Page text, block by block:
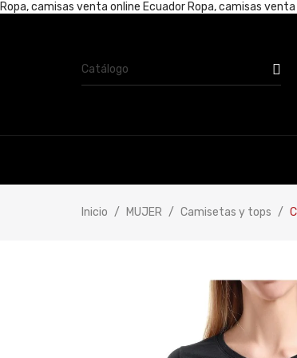
Ropa, camisas venta online Ecuador Ropa, camisas
Inicio MUJER Camisetas y tops